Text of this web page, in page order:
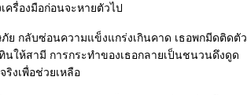
ครื่องมือก่อนจะหายตัวไป
ย กลับซ่อนความแข็งแกร่งเกินคาด เธอพกมีดติดตัว
นให้สามี การกระทำของเธอกลายเป็นชนวนดึงดูด
งเพื่อช่วยเหลือ